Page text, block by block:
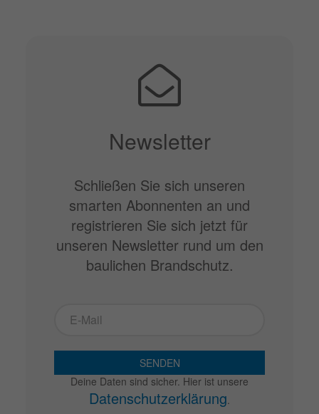
Newsletter
Schließen Sie sich unseren
smarten Abonnenten an und
registrieren Sie sich jetzt für
unseren Newsletter rund um den
baulichen Brandschutz.
SENDEN
Deine Daten sind sicher. Hier ist unsere
Datenschutzerklärung